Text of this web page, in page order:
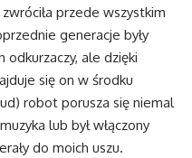
przede wszystkim
generacje były
odkurzaczy, ale dzięki
się on w środku
robot porusza się niemal
lub był włączony
do moich uszu.